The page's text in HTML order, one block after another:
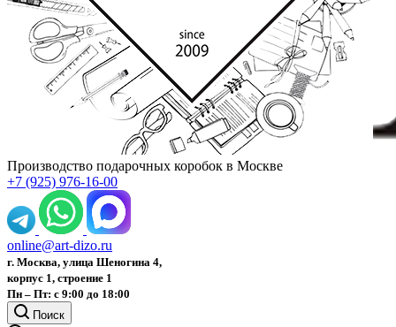
Производство подарочных коробок в Москве
+7 (925) 976-16-00
online@art-dizo.ru
г. Москва, улица Шеногина 4,
корпус 1, строение 1
Пн – Пт: с 9:00 до 18:00
Поиск